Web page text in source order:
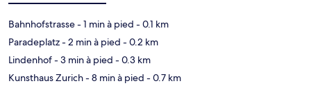
Bahnhofstrasse- 1 min à pied - 0.1 km
Paradeplatz- 2 min à pied - 0.2 km
Lindenhof- 3 min à pied - 0.3 km
Kunsthaus Zurich- 8 min à pied - 0.7 km